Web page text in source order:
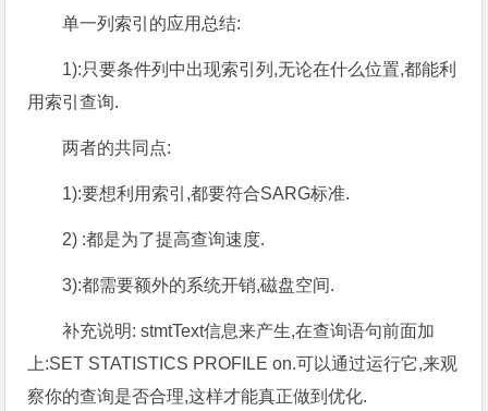
单一列索引的应用总结:
1):只要条件列中出现索引列,无论在什么位置,都能利
用索引查询.
两者的共同点:
1):要想利用索引,都要符合SARG标准.
2) :都是为了提高查询速度.
3):都需要额外的系统开销,磁盘空间.
补充说明: stmtText信息来产生,在查询语句前面加
上:SET STATISTICS PROFILE on.可以通过运行它,来观
察你的查询是否合理,这样才能真正做到优化.